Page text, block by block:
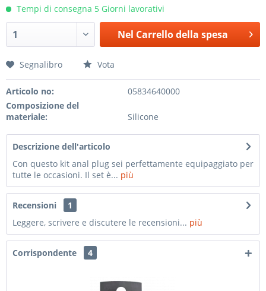
Tempi di consegna 5 Giorni lavorativi
Nel Carrello della spesa
Segnalibro Vota
Articolo no:
05834640000
Composizione del
materiale:
Silicone
Descrizione dell'articolo
Con questo kit anal plug sei perfettamente equipaggiato per
tutte le occasioni. Il set è... più
Recensioni
1
Leggere, scrivere e discutere le recensioni... più
Corrispondente 4